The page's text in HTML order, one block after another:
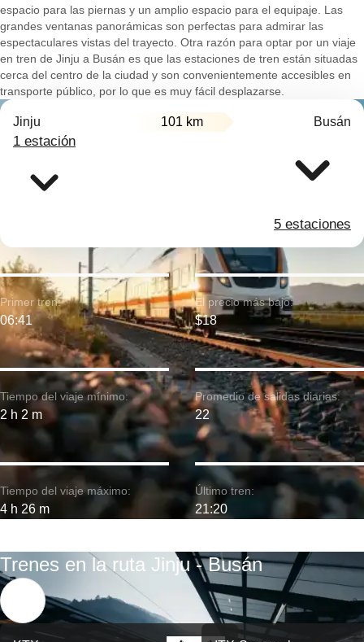
espacio para las piernas y un amplio espacio para el equipaje. Las
grandes ventanas panorámicas son perfectas para admirar las
espectaculares vistas del trayecto. Otra razón para optar por un viaje
en tren de Jinju a Busán es que las estaciones de tren están situadas
cerca del centro de la ciudad y son convenientemente accesibles en
transporte público, por lo que es muy fácil desplazarse.
Jinju 101 km Busán
1 estación
5 estaciones
Tiempo del viaje mínimo:
2 h 2 m
Primer tren:
06:41
Tiempo del viaje máximo:
4 h 26 m
El precio más bajo:
$18
Promedio de salidas diarias:
22
Último tren:
21:20
Trenes en la ruta Jinju - Busán